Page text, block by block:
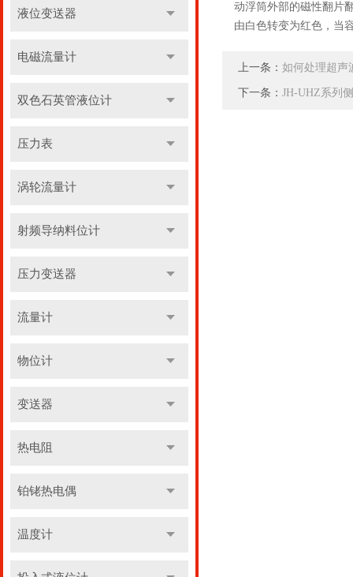
液位变送器
电磁流量计
双色石英管液位计
压力表
涡轮流量计
射频导纳料位计
压力变送器
流量计
物位计
变送器
热电阻
铂铑热电偶
温度计
动浮筒外部的磁性翻片
由白色转变为红色，当
上一条： 如何处理超声
下一条： JH-UHZ系列